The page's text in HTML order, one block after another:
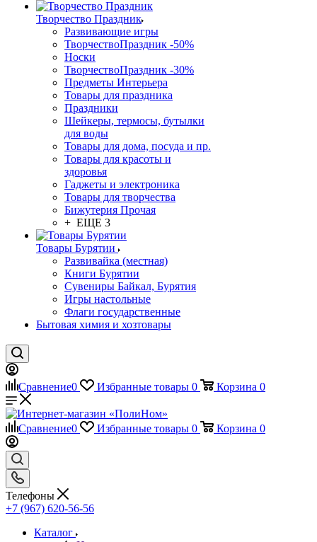
Творчество Праздник
Развивающие игры
ТворчествоПраздник -50%
Носки
ТворчествоПраздник -30%
Предметы Интерьера
Товары для праздника
Праздники
Шейкеры, термосы, бутылки
для воды
Товары для дома, посуда и пр.
Товары для красоты и
здоровья
Гаджеты и электроника
Товары для творчества
Бижутерия Прочая
+ ЕЩЕ 3
Товары Бурятии
Развивайка (местная)
Книги Бурятии
Сувениры Байкал, Бурятия
Игры настольные
Флаги государственные
Бытовая химия и хозтовары
Сравнение0 Избранные товары 0 Корзина 0
Сравнение0 Избранные товары 0 Корзина 0
Телефоны
+7 (967) 620-56-56
Каталог